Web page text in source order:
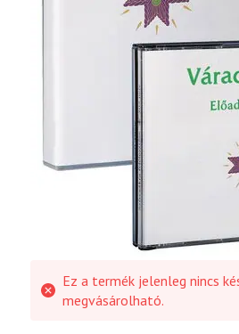
Ez a termék jelenleg nincs
megvásárolható.